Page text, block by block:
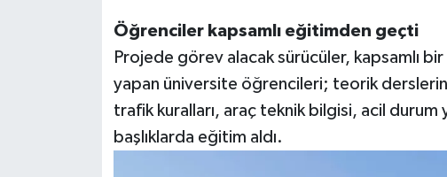
Öğrenciler kapsamlı eğitimden geçti
Projede görev alacak sürücüler, kapsamlı
yapan üniversite öğrencileri; teorik derslerin
trafik kuralları, araç teknik bilgisi, acil
başlıklarda eğitim aldı.